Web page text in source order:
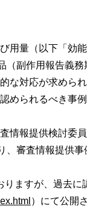
量（以下「効
副作用報告義
な対応が求めら
られるべき事
報提供検討委
審査情報提供
ますが、過去に
）にて公開